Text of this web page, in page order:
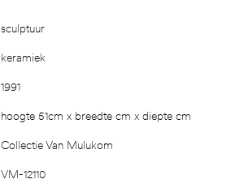
sculptuur
keramiek
1991
hoogte 51cm x breedte cm x diepte cm
Collectie Van Mulukom
VM-12110